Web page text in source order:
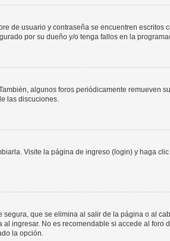
de usuario y contraseña se encuentren escritos
por su dueño y/o tenga fallos en la
algunos foros periódicamente remueven
las discuciones.
Visite la página de ingreso (login) y haga clic
que se elimina al salir de la página o al
ingresar. No es recomendable si accede al foro
la opción.